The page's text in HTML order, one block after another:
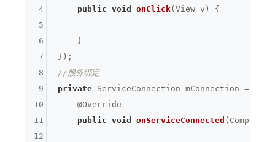
public void onClick(View v) {
    }
//服务绑定
private ServiceConnection mConnection =
@Override
public void onServiceConnected
4
5
6
7
8
9
10
11
12